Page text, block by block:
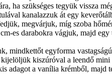
ha szükséges tegyük vissza
kanalazzuk át egy
megvárjuk, míg szoba
es darabokra vágjuk, majd
mindkettőt egyforma
kiszúróval a leendő mini
adagot a vanília krémből, majd